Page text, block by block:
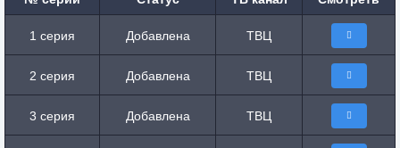
1 серия Добавлена ТВЦ
2 серия Добавлена ТВЦ
3 серия Добавлена ТВЦ